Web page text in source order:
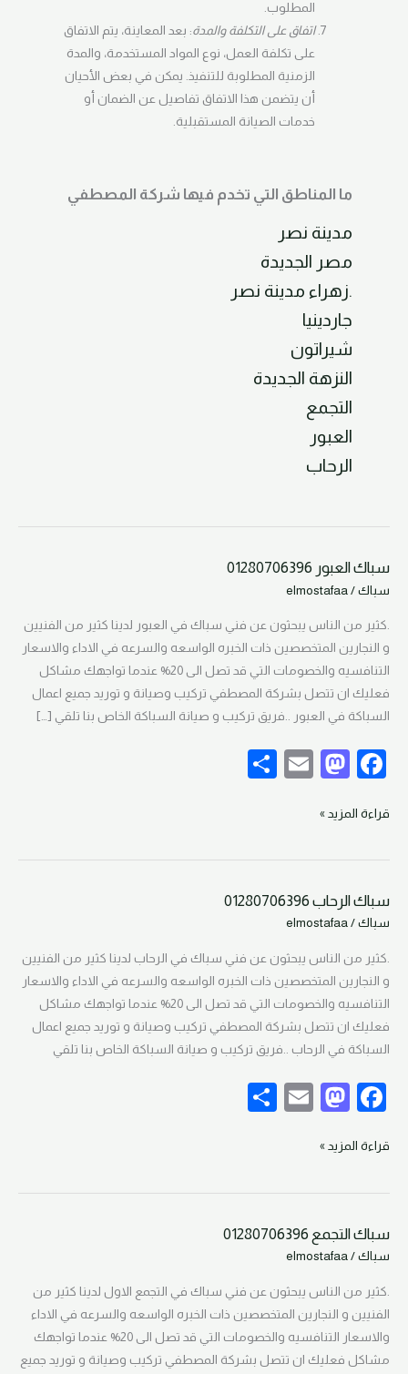
المطلوب.
اتفاق على التكلفة والمدة: بعد المعاينة، يتم الاتفاق
على تكلفة العمل، نوع المواد المستخدمة، والمدة
الزمنية المطلوبة للتنفيذ. يمكن في بعض الأحيان
أن يتضمن هذا الاتفاق تفاصيل عن الضمان أو
خدمات الصيانة المستقبلية.
ما المناطق التي تخدم فيها شركة المصطفي
مدينة نصر
مصر الجديدة
.زهراء مدينة نصر
جاردينيا
شيراتون
النزهة الجديدة
التجمع
العبور
الرحاب
سباك العبور 01280706396
سباك /
elmostafaa
.كثير من الناس يبحثون عن فني سباك في العبور لدينا كثير من الفنيين
و النجارين المتخصصين ذات الخبره الواسعه والسرعه في الاداء والاسعار
التنافسيه والخصومات التي قد تصل الى 20% عندما تواجهك مشاكل
فعليك ان تتصل بشركة المصطفي تركيب وصيانة و توريد جميع اعمال
السباكة في العبور ..فريق تركيب و صيانة السباكة الخاص بنا تلقي […]
F
c
e
o
k
M
to
d
n
E
e
سباك
العبور
قراءة المزيد »
سباك الرحاب 01280706396
سباك /
elmostafaa
.كثير من الناس يبحثون عن فني سباك في الرحاب لدينا كثير من الفنيين
و النجارين المتخصصين ذات الخبره الواسعه والسرعه في الاداء والاسعار
التنافسيه والخصومات التي قد تصل الى 20% عندما تواجهك مشاكل
فعليك ان تتصل بشركة المصطفي تركيب وصيانة و توريد جميع اعمال
السباكة في الرحاب ..فريق تركيب و صيانة السباكة الخاص بنا تلقي
F
c
e
o
k
M
to
d
n
E
e
سباك
الرحاب
قراءة المزيد »
سباك التجمع 01280706396
سباك /
elmostafaa
.كثير من الناس يبحثون عن فني سباك في التجمع الاول لدينا كثير من
الفنيين و النجارين المتخصصين ذات الخبره الواسعه والسرعه في الاداء
والاسعار التنافسيه والخصومات التي قد تصل الى 20% عندما تواجهك
مشاكل فعليك ان تتصل بشركة المصطفي تركيب وصيانة و توريد جميع
سباك
التجمع